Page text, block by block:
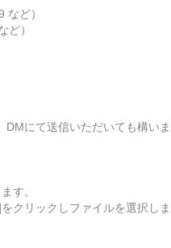
など）
ど）
にて送信いただいても構いま
す。
クリックしファイルを選択しま